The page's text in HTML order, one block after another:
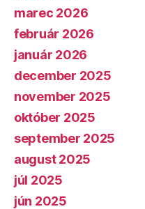
marec 2026
február 2026
január 2026
december 2025
november 2025
október 2025
september 2025
august 2025
júl 2025
jún 2025